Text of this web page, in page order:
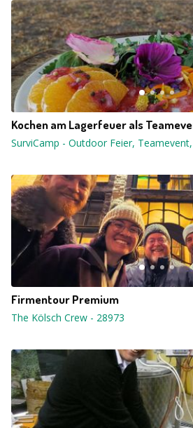
Kochen am Lagerfeuer als
SurviCamp - Outdoor Feier,
Firmentour Premium
The Kölsch Crew - 28973